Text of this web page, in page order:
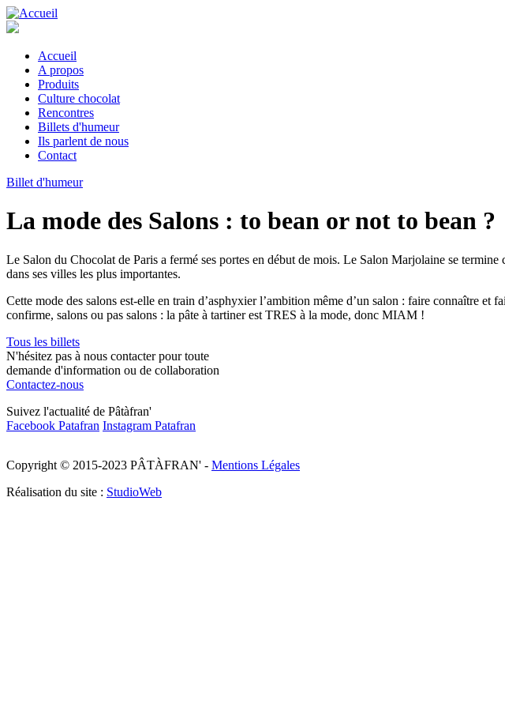
Aller
au
principal
Main
navigation
Accueil
A propos
Produits
Culture chocolat
Rencontres
Billets d'humeur
Ils parlent de nous
Contact
Billet d'humeur
La mode des Salons : to bean or not to bean ?
Le Salon du Chocolat de Paris a fermé ses portes en début de mois. Le Salon Marjolaine se
dans ses villes les plus importantes.
Cette mode des salons est-elle en train d’asphyxier l’ambition même d’un salon : faire connaître
confirme, salons ou pas salons : la pâte à tartiner est TRES à la mode, donc MIAM !
Tous les billets
N'hésitez pas à nous contacter pour toute
demande d'information ou de collaboration
Contactez-nous
Suivez l'actualité de Pâtàfran'
Facebook Patafran Instagram Patafran
Copyright © 2015-2023 PÂTÀFRAN' - Mentions Légales
Réalisation du site : StudioWeb